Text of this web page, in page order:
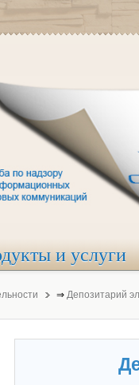
и услуги
⇒ Депозитарий